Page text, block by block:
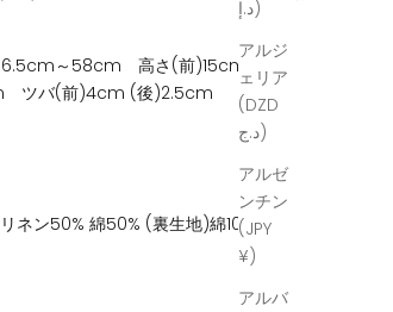
د.إ)
アルジ
ェリア
(DZD
د.ج)
アルゼ
ンチン
(JPY
¥)
アルバ
～58cm 高さ(前)15cm
ツバ(前)4cm (後)2.5cm
ネン50% 綿50% (裏生地)綿100%